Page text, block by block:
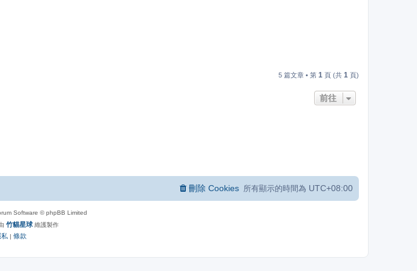
5 篇文章 • 第 1 頁 (共 1 頁)
前往
所有顯示的時間為 UTC+08:00
刪除 Cookies
Software © phpBB Limited
竹貓星球 維護製作
| 條款